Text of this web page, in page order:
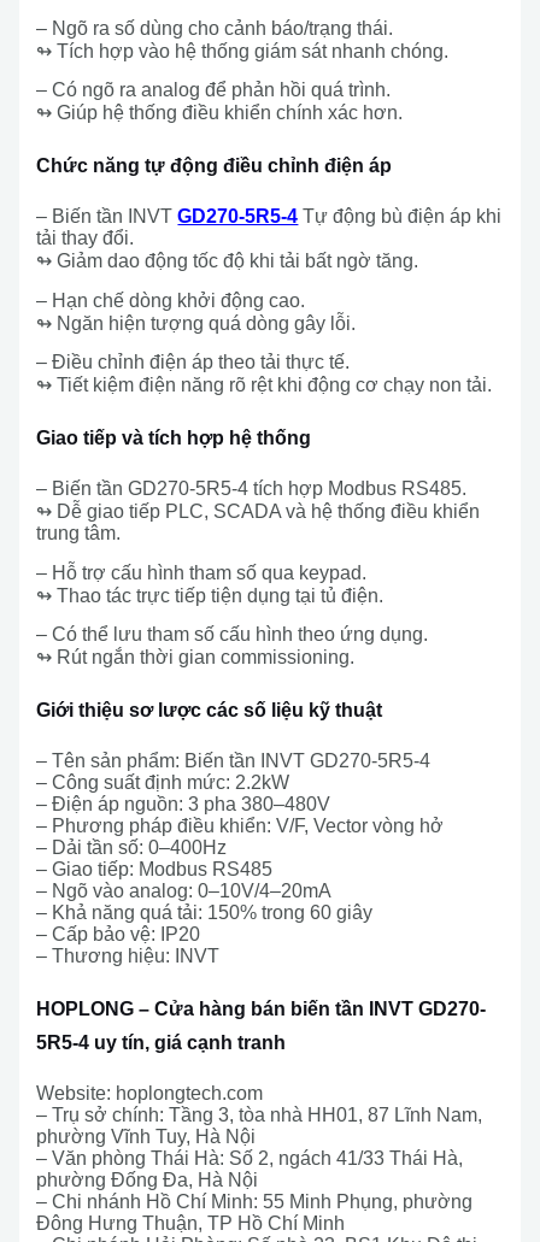
– Ngõ ra số dùng cho cảnh báo/trạng thái.
↬ Tích hợp vào hệ thống giám sát nhanh chóng.
– Có ngõ ra analog để phản hồi quá trình.
↬ Giúp hệ thống điều khiển chính xác hơn.
Chức năng tự động điều chỉnh điện áp
– Biến tần INVTGD270-5R5-4 Tự động bù điện áp khi
tải thay đổi.
↬ Giảm dao động tốc độ khi tải bất ngờ tăng.
– Hạn chế dòng khởi động cao.
↬ Ngăn hiện tượng quá dòng gây lỗi.
– Điều chỉnh điện áp theo tải thực tế.
↬ Tiết kiệm điện năng rõ rệt khi động cơ chạy non tải.
Giao tiếp và tích hợp hệ thống
– Biến tần GD270-5R5-4 tích hợp Modbus RS485.
↬ Dễ giao tiếp PLC, SCADA và hệ thống điều khiển
trung tâm.
– Hỗ trợ cấu hình tham số qua keypad.
↬ Thao tác trực tiếp tiện dụng tại tủ điện.
– Có thể lưu tham số cấu hình theo ứng dụng.
↬ Rút ngắn thời gian commissioning.
Giới thiệu sơ lược các số liệu kỹ thuật
– Tên sản phẩm: Biến tần INVT GD270-5R5-4
– Công suất định mức: 2.2kW
– Điện áp nguồn: 3 pha 380–480V
– Phương pháp điều khiển: V/F, Vector vòng hở
– Dải tần số: 0–400Hz
– Giao tiếp: Modbus RS485
– Ngõ vào analog: 0–10V/4–20mA
– Khả năng quá tải: 150% trong 60 giây
– Cấp bảo vệ: IP20
– Thương hiệu: INVT
HOPLONG – Cửa hàng bán biến tần INVT GD270-
5R5-4 uy tín, giá cạnh tranh
Website: hoplongtech.com
– Trụ sở chính: Tầng 3, tòa nhà HH01, 87 Lĩnh Nam,
phường Vĩnh Tuy, Hà Nội
– Văn phòng Thái Hà: Số 2, ngách 41/33 Thái Hà,
phường Đống Đa, Hà Nội
– Chi nhánh Hồ Chí Minh: 55 Minh Phụng, phường
Đông Hưng Thuận, TP Hồ Chí Minh